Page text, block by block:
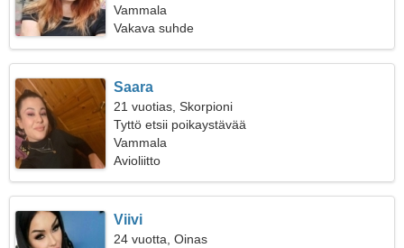
Vammala
Vakava suhde
Saara
21 vuotias, Skorpioni
Tyttö etsii poikaystävää
Vammala
Avioliitto
Viivi
24 vuotta, Oinas